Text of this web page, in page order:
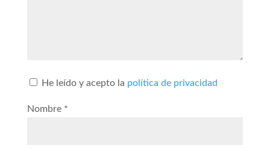
He leído y acepto la política de privacidad
Nombre *